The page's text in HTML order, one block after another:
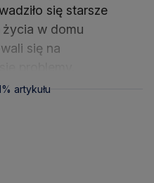
się starsze
życia w domu
się na
artykułu